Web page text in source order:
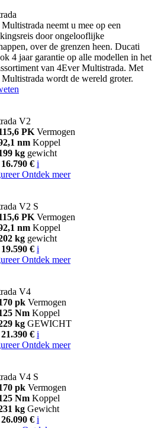
neemt u mee op een
door ongelooflijke
over de grenzen heen. Ducati
4 jaar garantie op alle modellen in het
van 4Ever Multistrada. Met
wordt de wereld groter.
V2
PK Vermogen
nm Koppel
kg gewicht
€ i
Ontdek meer
V2 S
PK Vermogen
nm Koppel
kg gewicht
€ i
Ontdek meer
V4
pk Vermogen
Nm Koppel
kg GEWICHT
€ i
Ontdek meer
V4 S
pk Vermogen
Nm Koppel
kg Gewicht
€ i